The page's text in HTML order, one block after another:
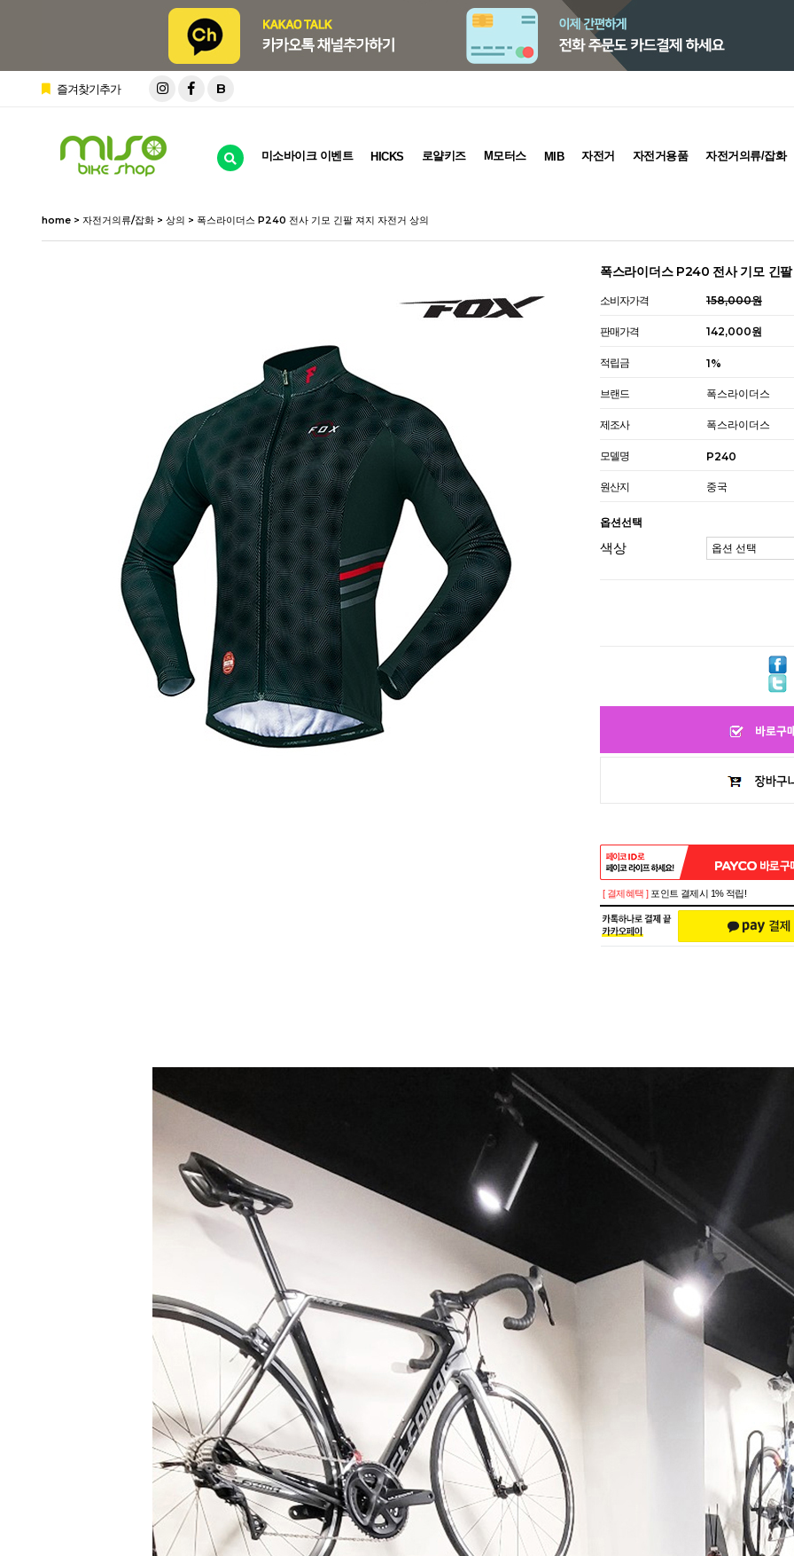
즐겨찾기추가 B
미소바이크 이벤트 HICKS 로얄키즈 M모터스 MIB 자전거 자전거용품 자전거의류/잡화
home > 자전거의류/잡화 > 상의 > 폭스라이더스 P240 전사 기모 긴팔 져지 자전거 상의
폭스라이더스 P240 전사 기모 긴
소비자가격 158,000원
판매가격 142,000원
적립금 1%
브랜드 폭스라이더스
제조사 폭스라이더스
모델명 P240
원산지 중국
옵션선택
색상
페이코 ID로 페이코 라이
[ 결제혜택 ] 포인트 결제시 1% 적립!